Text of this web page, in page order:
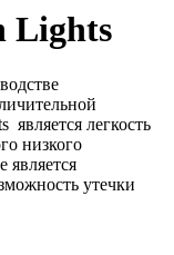
Lights
является легкость
низкого
является
утечки